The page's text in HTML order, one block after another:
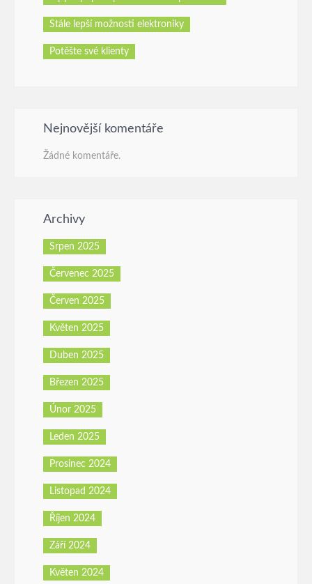
Stále lepší možnosti elektroniky
Potěšte své klienty
Nejnovější komentáře
Žádné komentáře.
Archivy
Srpen 2025
Červenec 2025
Červen 2025
Květen 2025
Duben 2025
Březen 2025
Únor 2025
Leden 2025
Prosinec 2024
Listopad 2024
Říjen 2024
Září 2024
Květen 2024